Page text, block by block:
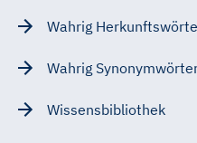
Wahrig
Wahrig
Wissensbibliothek